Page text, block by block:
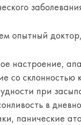
опытный
настроение,
со склонностью
при
в
панические